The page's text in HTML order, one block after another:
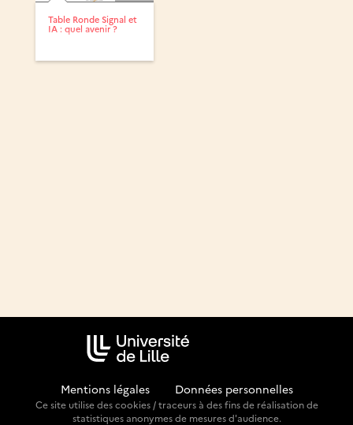
Table Ronde Signal et
IA : quel avenir ?
Mentions légales Données personnelles
Ce site utilise des cookies / traceurs à des fins de réalisation de
statistiques anonymes de mesures d'audience.